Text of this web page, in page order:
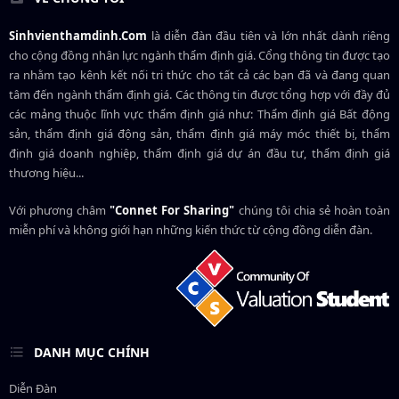
Sinhvienthamdinh.Com là diễn đàn đầu tiên và lớn nhất dành riêng
cho cộng đồng nhân lực ngànhthẩm định giá. Cổng thông tin được tạo
ra nhằm tạo kênh kết nối tri thức cho tất cả các bạn đã và đang quan
tâm đến ngành thẩm định giá. Các thông tin được tổng hợp với đầy đủ
các mảng thuộc lĩnh vực thẩm định giá như: Thẩm định giá Bất động
sản, thẩm định giá động sản, thẩm định giá máy móc thiết bị, thẩm
định giá doanh nghiệp, thẩm định giá dự án đầu tư, thẩm định giá
thương hiệu...
Với phương châm"Connet For Sharing" chúng tôi chia sẻ hoàn toàn
miễn phí và không giới hạn những kiến thức từ cộng đồng diễn đàn.
DANH MỤC CHÍNH
Diễn Đàn